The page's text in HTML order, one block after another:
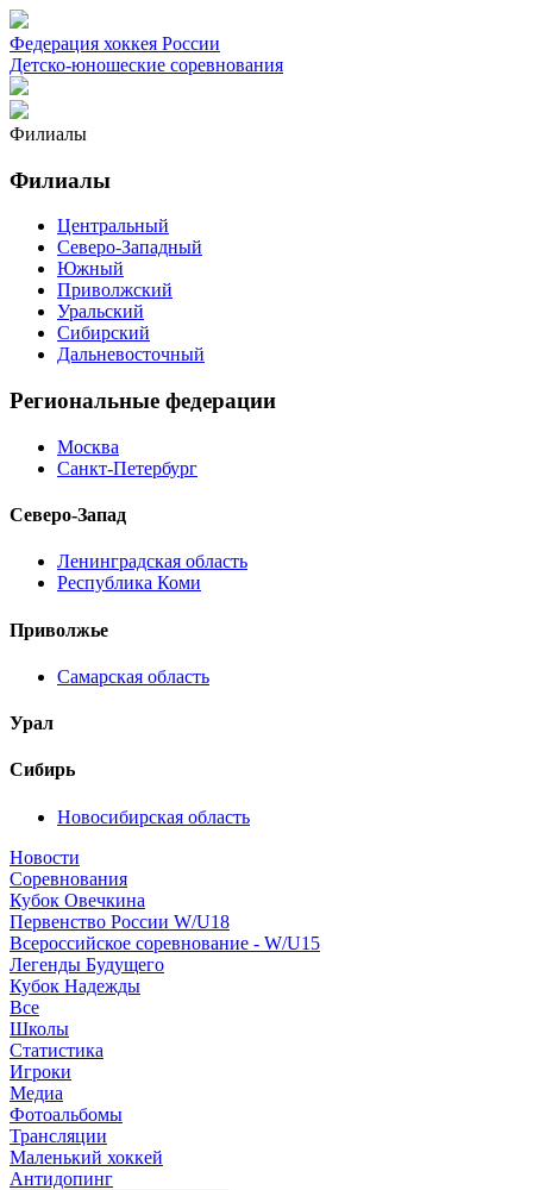
Федерация хоккея России
Детско-юношеские соревнования
Филиалы
Филиалы
Центральный
Северо-Западный
Южный
Приволжский
Уральский
Сибирский
Дальневосточный
Региональные федерации
Москва
Санкт-Петербург
Северо-Запад
Ленинградская область
Республика Коми
Приволжье
Самарская область
Урал
Сибирь
Новосибирская область
Новости
Соревнования
Кубок Овечкина
Первенство России W/U18
Всероссийское соревнование - W/U15
Легенды Будущего
Кубок Надежды
Все
Школы
Статистика
Игроки
Медиа
Фотоальбомы
Трансляции
Маленький хоккей
Антидопинг